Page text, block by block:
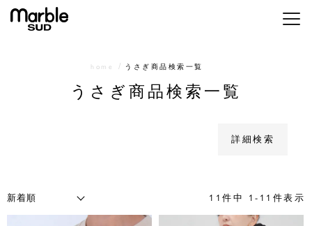
メニ
home うさぎ商品検索一覧
うさぎ商品検索一覧
詳細検索
価格が安い順
キーワードヒット順
11 件中 1 - 11 件表示